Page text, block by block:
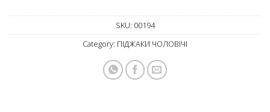
SKU: 00194
Category: ПІДЖАКИ ЧОЛОВІЧІ